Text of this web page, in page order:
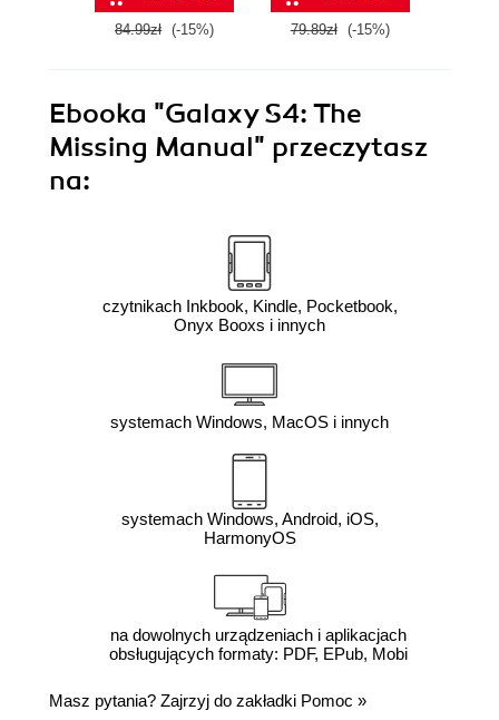
84.99zł (-15%) 79.89zł (-15%)
Ebooka "Galaxy S4: The
Missing Manual" przeczytasz
na:
czytnikach Inkbook, Kindle, Pocketbook,
Onyx Booxs i innych
systemach Windows, MacOS i innych
systemach Windows, Android, iOS,
HarmonyOS
na dowolnych urządzeniach i aplikacjach
obsługujących formaty: PDF, EPub, Mobi
Masz pytania? Zajrzyj do zakładki Pomoc »